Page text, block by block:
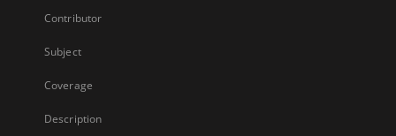
Contributor
Subject
Coverage
Description